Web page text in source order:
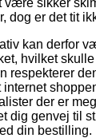
dog er det tit
kan derfor
hvilket
respekterer
internet
der er
dig genvej til
din bestilling.